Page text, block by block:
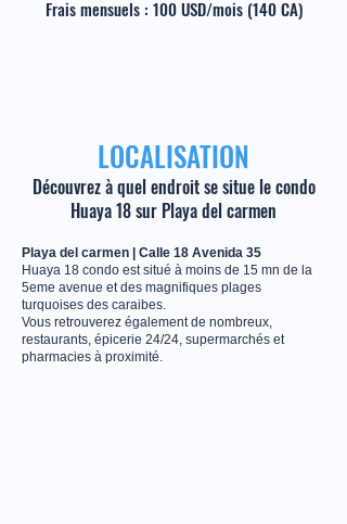
Frais mensuels : 100 USD/mois (140 CA)
LOCALISATION
Découvrez à quel endroit se situe le condo
Huaya 18 sur Playa del carmen
Playa del carmen | Calle 18 Avenida 35
Huaya 18 condo est situé à moins de 15 mn de la
5eme avenue et des magnifiques plages
turquoises des caraibes.
Vous retrouverez également de nombreux,
restaurants, épicerie 24/24, supermarchés et
pharmacies à proximité.